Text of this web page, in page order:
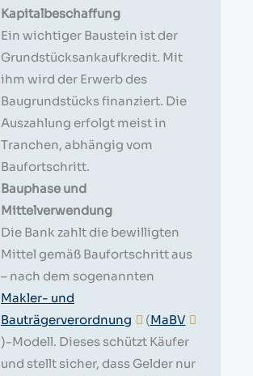
Kapitalbeschaffung
Ein wichtiger Baustein ist der
Grundstücksankaufkredit. Mit
ihm wird der Erwerb des
Baugrundstücks finanziert. Die
Auszahlung erfolgt meist in
Tranchen, abhängig vom
Baufortschritt.
Bauphase und
Mittelverwendung
Die Bank zahlt die bewilligten
Mittel gemäß Baufortschritt aus
– nach dem sogenannten
Makler- und
Bauträgerverordnung
(MaBV
)-Modell. Dieses schützt Käufer
und stellt sicher, dass Gelder nur